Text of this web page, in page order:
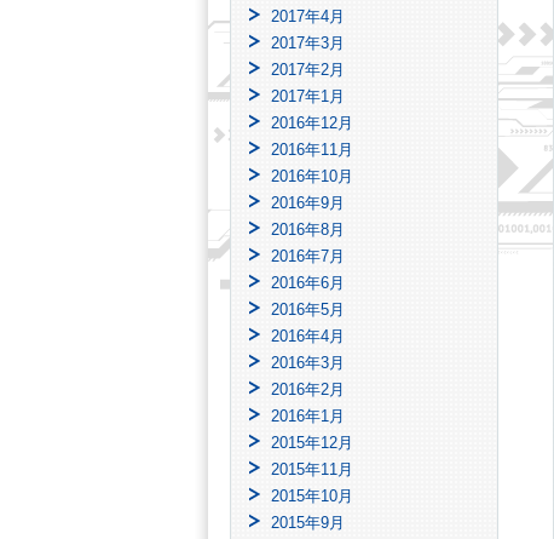
2017年4月
2017年3月
2017年2月
2017年1月
2016年12月
2016年11月
2016年10月
2016年9月
2016年8月
2016年7月
2016年6月
2016年5月
2016年4月
2016年3月
2016年2月
2016年1月
2015年12月
2015年11月
2015年10月
2015年9月